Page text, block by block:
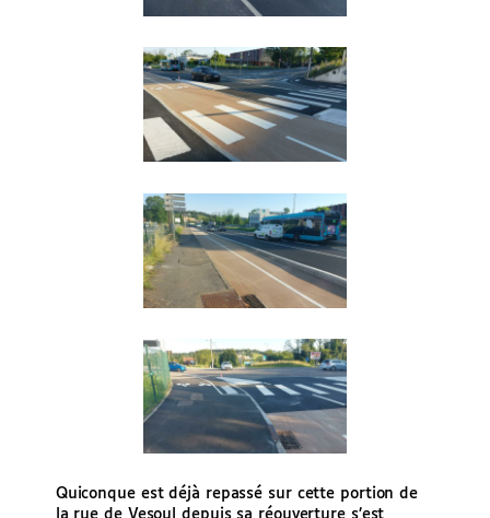
Quiconque est déjà repassé sur cette portion de